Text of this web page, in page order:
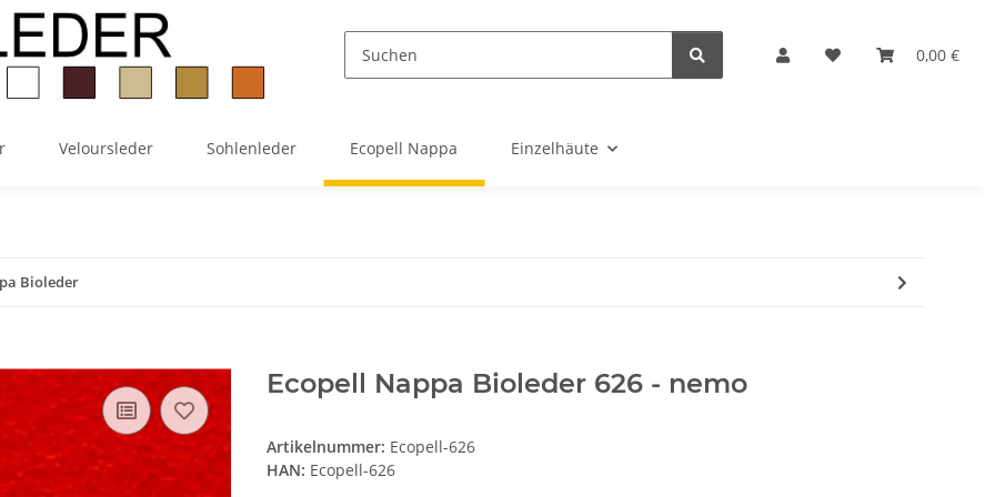
0,00 €
Veloursleder Sohlenleder Ecopell Nappa Einzelhäute
Bioleder
Ecopell Nappa Bioleder 626 - nemo
Artikelnummer: Ecopell-626
HAN: Ecopell-626